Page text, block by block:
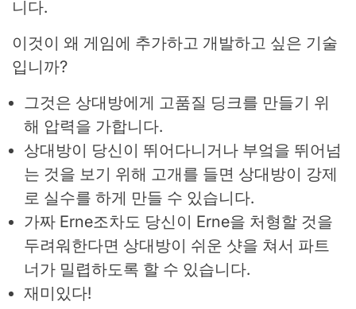
니다.
이것이 왜 게임에 추가하고 개발하고 싶은 기술
입니까?
그것은 상대방에게 고품질 딩크를 만들기 위
해 압력을 가합니다.
상대방이 당신이 뛰어다니거나 부엌을 뛰어넘
는 것을 보기 위해 고개를 들면 상대방이 강제
로 실수를 하게 만들 수 있습니다.
가짜 Erne조차도 당신이 Erne을 처형할 것을
두려워한다면 상대방이 쉬운 샷을 쳐서 파트
너가 밀렵하도록 할 수 있습니다.
재미있다!